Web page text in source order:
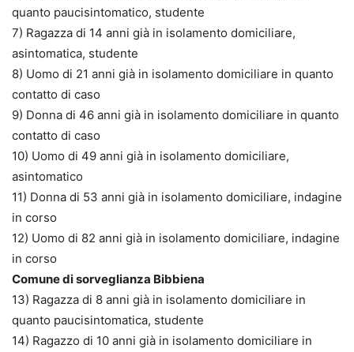
quanto paucisintomatico, studente
7) Ragazza di 14 anni già in isolamento domiciliare,
asintomatica, studente
8) Uomo di 21 anni già in isolamento domiciliare in quanto
contatto di caso
9) Donna di 46 anni già in isolamento domiciliare in quanto
contatto di caso
10) Uomo di 49 anni già in isolamento domiciliare,
asintomatico
11) Donna di 53 anni già in isolamento domiciliare, indagine
in corso
12) Uomo di 82 anni già in isolamento domiciliare, indagine
in corso
Comune di sorveglianza Bibbiena
13) Ragazza di 8 anni già in isolamento domiciliare in
quanto paucisintomatica, studente
14) Ragazzo di 10 anni già in isolamento domiciliare in